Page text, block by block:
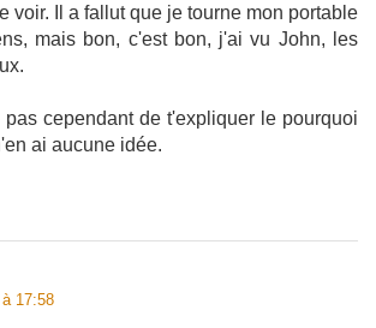
voir. Il a fallut que je tourne mon portable
mais bon, c'est bon, j'ai vu John, les
pas cependant de t'expliquer le pourquoi
ai aucune idée.
17:58